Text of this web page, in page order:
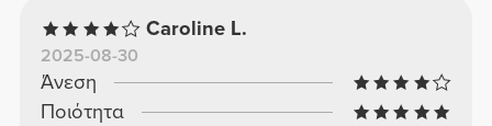
Caroline L.
2025-08-30
Άνεση
Ποιότητα